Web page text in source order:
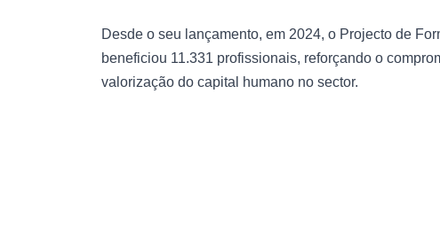
Desde o seu lançamento, em 2024, o Projecto de
beneficiou 11.331 profissionais, reforçando o
valorização do capital humano no sector.